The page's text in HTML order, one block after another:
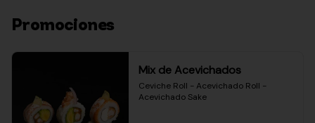
Promociones
Mix de Acevichados
Ceviche Roll - Acevichado Roll -
Acevichado Sake